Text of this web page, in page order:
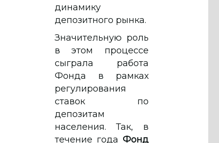
динамику
депозитного рынка.
Значительную роль
в этом процессе
сыграла работа
Фонда в рамках
регулирования
ставок по
депозитам
населения. Так, в
течение года Фонд